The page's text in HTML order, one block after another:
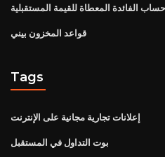
حساب الفائدة المعطاة للقيمة المستقبلية
قواعد المخزون بيني
Tags
إعلانات تجارية مجانية على الإنترنت
بوت التداول في المستقبل